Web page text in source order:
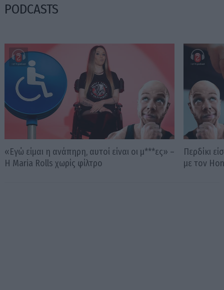
PODCASTS
«Εγώ είμαι η ανάπηρη, αυτοί είναι οι μ***ες» –
Η Maria Rolls χωρίς φίλτρο
Περδίκι
με τον